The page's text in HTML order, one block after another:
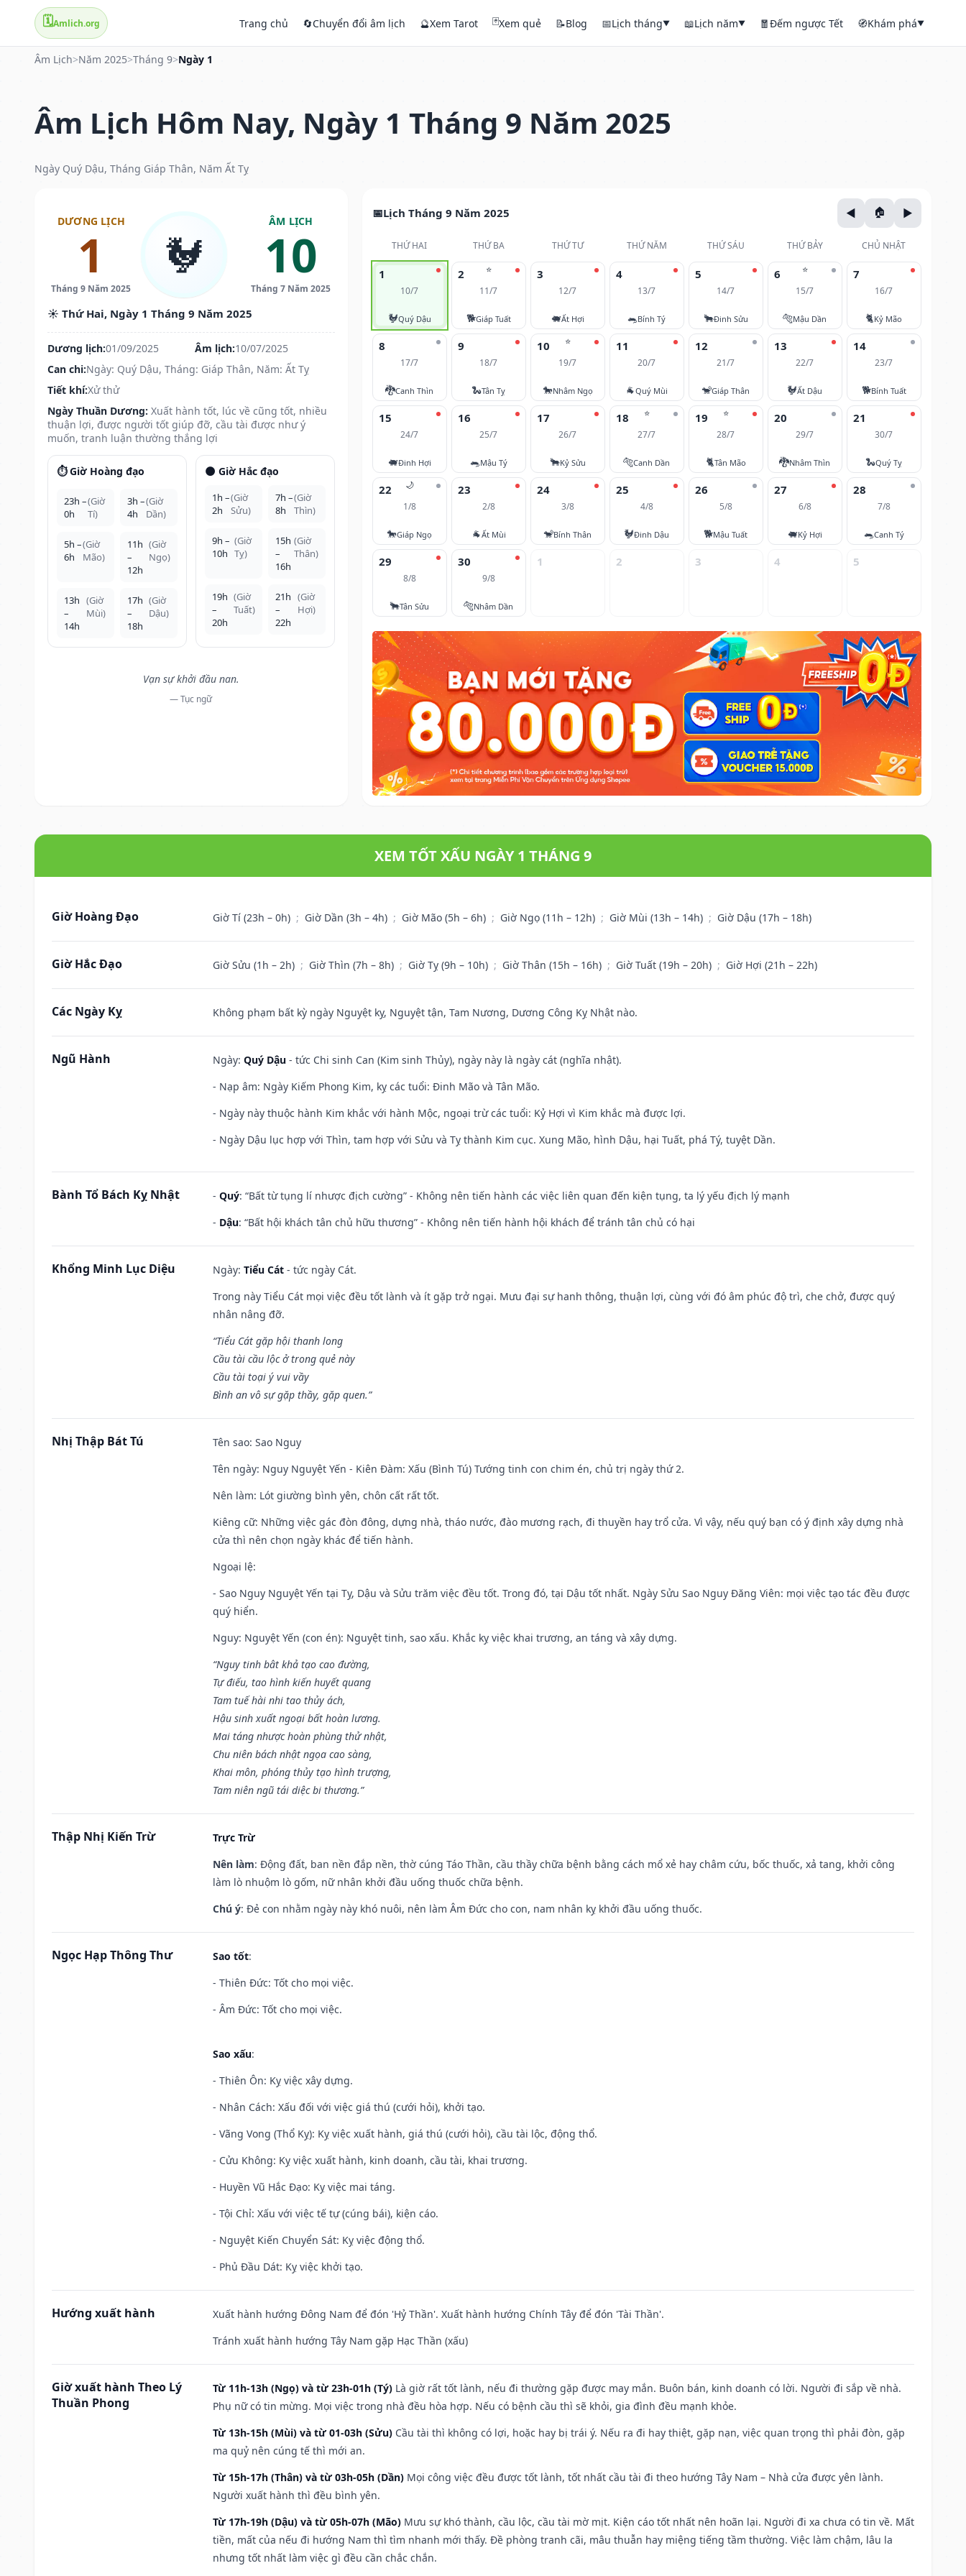
🗓️Amlich.org Trang chủ 🔄Chuyển đổi âm lịch 🔮Xem Tarot 🃏Xem quẻ 📝Blog 📅Lịch tháng▼ 📖Lịch năm▼ 🧧Đếm ngược Tết 🧭Khám phá▼
Âm Lịch>Năm 2025>Tháng 9>Ngày 1
Âm Lịch Hôm Nay, Ngày 1 Tháng 9 Năm 2025
Ngày Quý Dậu, Tháng Giáp Thân, Năm Ất Tỵ
DƯƠNG LỊCH
1
Tháng 9 Năm 2025
🐓
ÂM LỊCH
10
Tháng 7 Năm 2025
☀️ Thứ Hai, Ngày 1 Tháng 9 Năm 2025
Dương lịch:01/09/2025 Âm lịch:10/07/2025
Can chi:Ngày: Quý Dậu, Tháng: Giáp Thân, Năm: Ất Tỵ
Tiết khí:Xử thử
Ngày Thuần Dương: Xuất hành tốt, lúc về cũng tốt, nhiều
thuận lợi, được người tốt giúp đỡ, cầu tài được như ý
muốn, tranh luận thường thắng lợi
⏱️ Giờ Hoàng đạo
23h –
0h
(Giờ
Tí)
3h –
4h
(Giờ
Dần)
5h –
6h
(Giờ
Mão)
11h
–
12h
(Giờ
Ngọ)
13h
–
14h
(Giờ
Mùi)
17h
–
18h
(Giờ
Dậu)
🌑 Giờ Hắc đạo
1h –
2h
(Giờ
Sửu)
7h –
8h
(Giờ
Thìn)
9h –
10h
(Giờ
Tỵ)
15h
–
16h
(Giờ
Thân)
19h
–
20h
(Giờ
Tuất)
21h
–
22h
(Giờ
Hợi)
Vạn sự khởi đầu nan.
— Tục ngữ
Lịch Tháng 9 Năm 2025
THỨ HAI THỨ BA THỨ TƯ THỨ NĂM THỨ SÁU THỨ BẢY CHỦ NHẬT
1
10/7
🐓Quý Dậu
⭐
2
11/7
🐕Giáp Tuất
3
12/7
🐖Ất Hợi
4
13/7
🐀Bính Tý
5
14/7
🐂Đinh Sửu
⭐
6
15/7
🐅Mậu Dần
7
16/7
🐈Kỷ Mão
8
17/7
🐉Canh Thìn
9
18/7
🐍Tân Tỵ
⭐
10
19/7
🐎Nhâm Ngọ
11
20/7
🐐Quý Mùi
12
21/7
🐒Giáp Thân
13
22/7
🐓Ất Dậu
14
23/7
🐕Bính Tuất
15
24/7
🐖Đinh Hợi
16
25/7
🐀Mậu Tý
17
26/7
🐂Kỷ Sửu
⭐
18
27/7
🐅Canh Dần
⭐
19
28/7
🐈Tân Mão
20
29/7
🐉Nhâm Thìn
21
30/7
🐍Quý Tỵ
🌙
22
1/8
🐎Giáp Ngọ
23
2/8
🐐Ất Mùi
24
3/8
🐒Bính Thân
25
4/8
🐓Đinh Dậu
26
5/8
🐕Mậu Tuất
27
6/8
🐖Kỷ Hợi
28
7/8
🐀Canh Tý
29
8/8
🐂Tân Sửu
30
9/8
🐅Nhâm Dần
1 2 3 4 5
XEM TỐT XẤU NGÀY 1 THÁNG 9
Giờ Hoàng Đạo Giờ Tí (23h – 0h) ; Giờ Dần (3h – 4h) ; Giờ Mão (5h – 6h) ; Giờ Ngọ (11h – 12h) ; Giờ Mùi (13h – 14h) ; Giờ Dậu (17h – 18h)
Giờ Hắc Đạo Giờ Sửu (1h – 2h) ; Giờ Thìn (7h – 8h) ; Giờ Tỵ (9h – 10h) ; Giờ Thân (15h – 16h) ; Giờ Tuất (19h – 20h) ; Giờ Hợi (21h – 22h)
Các Ngày Kỵ Không phạm bất kỳ ngày Nguyệt kỵ, Nguyệt tận, Tam Nương, Dương Công Kỵ Nhật nào.
Ngũ Hành Ngày: Quý Dậu - tức Chi sinh Can (Kim sinh Thủy), ngày này là ngày cát (nghĩa nhật).
- Nạp âm: Ngày Kiếm Phong Kim, kỵ các tuổi: Đinh Mão và Tân Mão.
- Ngày này thuộc hành Kim khắc với hành Mộc, ngoại trừ các tuổi: Kỷ Hợi vì Kim khắc mà được lợi.
- Ngày Dậu lục hợp với Thìn, tam hợp với Sửu và Tỵ thành Kim cục. Xung Mão, hình Dậu, hại Tuất, phá Tý, tuyệt Dần.
Bành Tổ Bách Kỵ Nhật - Quý: “Bất từ tụng lí nhược địch cường” - Không nên tiến hành các việc liên quan đến kiện tụng, ta lý yếu địch lý mạnh
- Dậu: “Bất hội khách tân chủ hữu thương” - Không nên tiến hành hội khách để tránh tân chủ có hại
Khổng Minh Lục Diệu Ngày: Tiểu Cát - tức ngày Cát.
Trong này Tiểu Cát mọi việc đều tốt lành và ít gặp trở ngại. Mưu đại sự hanh thông, thuận lợi, cùng với đó âm phúc độ trì, che chở, được quý
nhân nâng đỡ.
“Tiểu Cát gặp hội thanh long
Cầu tài cầu lộc ở trong quẻ này
Cầu tài toại ý vui vầy
Bình an vô sự gặp thầy, gặp quen.”
Nhị Thập Bát Tú Tên sao: Sao Nguy
Tên ngày: Nguy Nguyệt Yến - Kiên Đàm: Xấu (Bình Tú) Tướng tinh con chim én, chủ trị ngày thứ 2.
Nên làm: Lót giường bình yên, chôn cất rất tốt.
Kiêng cữ: Những việc gác đòn đông, dựng nhà, tháo nước, đào mương rạch, đi thuyền hay trổ cửa. Vì vậy, nếu quý bạn có ý định xây dựng nhà
cửa thì nên chọn ngày khác để tiến hành.
Ngoại lệ:
- Sao Nguy Nguyệt Yến tại Tỵ, Dậu và Sửu trăm việc đều tốt. Trong đó, tại Dậu tốt nhất. Ngày Sửu Sao Nguy Đăng Viên: mọi việc tạo tác đều được
quý hiển.
Nguy: Nguyệt Yến (con én): Nguyệt tinh, sao xấu. Khắc kỵ việc khai trương, an táng và xây dựng.
“Nguy tinh bât khả tạo cao đường,
Tự điếu, tao hình kiến huyết quang
Tam tuế hài nhi tao thủy ách,
Hậu sinh xuất ngoại bất hoàn lương.
Mai táng nhược hoàn phùng thử nhật,
Chu niên bách nhật ngọa cao sàng,
Khai môn, phóng thủy tạo hình trượng,
Tam niên ngũ tái diệc bi thương.”
Thập Nhị Kiến Trừ
Trực Trừ
Nên làm: Động đất, ban nền đắp nền, thờ cúng Táo Thần, cầu thầy chữa bệnh bằng cách mổ xẻ hay châm cứu, bốc thuốc, xả tang, khởi công
làm lò nhuộm lò gốm, nữ nhân khởi đầu uống thuốc chữa bệnh.
Chú ý: Đẻ con nhằm ngày này khó nuôi, nên làm Âm Đức cho con, nam nhân kỵ khởi đầu uống thuốc.
Ngọc Hạp Thông Thư Sao tốt:
- Thiên Đức: Tốt cho mọi việc.
- Âm Đức: Tốt cho mọi việc.
Sao xấu:
- Thiên Ôn: Kỵ việc xây dựng.
- Nhân Cách: Xấu đối với việc giá thú (cưới hỏi), khởi tạo.
- Vãng Vong (Thổ Kỵ): Kỵ việc xuất hành, giá thú (cưới hỏi), cầu tài lộc, động thổ.
- Cửu Không: Kỵ việc xuất hành, kinh doanh, cầu tài, khai trương.
- Huyền Vũ Hắc Đạo: Kỵ việc mai táng.
- Tội Chỉ: Xấu với việc tế tự (cúng bái), kiện cáo.
- Nguyệt Kiến Chuyển Sát: Kỵ việc động thổ.
- Phủ Đầu Dát: Kỵ việc khởi tạo.
Hướng xuất hành
Xuất hành hướng Đông Nam để đón 'Hỷ Thần'. Xuất hành hướng Chính Tây để đón 'Tài Thần'.
Tránh xuất hành hướng Tây Nam gặp Hạc Thần (xấu)
Giờ xuất hành Theo Lý
Thuần Phong
Từ 11h-13h (Ngọ) và từ 23h-01h (Tý) Là giờ rất tốt lành, nếu đi thường gặp được may mắn. Buôn bán, kinh doanh có lời. Người đi sắp về nhà.
Phụ nữ có tin mừng. Mọi việc trong nhà đều hòa hợp. Nếu có bệnh cầu thì sẽ khỏi, gia đình đều mạnh khỏe.
Từ 13h-15h (Mùi) và từ 01-03h (Sửu) Cầu tài thì không có lợi, hoặc hay bị trái ý. Nếu ra đi hay thiệt, gặp nạn, việc quan trọng thì phải đòn, gặp
ma quỷ nên cúng tế thì mới an.
Từ 15h-17h (Thân) và từ 03h-05h (Dần) Mọi công việc đều được tốt lành, tốt nhất cầu tài đi theo hướng Tây Nam – Nhà cửa được yên lành.
Người xuất hành thì đều bình yên.
Từ 17h-19h (Dậu) và từ 05h-07h (Mão) Mưu sự khó thành, cầu lộc, cầu tài mờ mịt. Kiện cáo tốt nhất nên hoãn lại. Người đi xa chưa có tin về. Mất
tiền, mất của nếu đi hướng Nam thì tìm nhanh mới thấy. Đề phòng tranh cãi, mâu thuẫn hay miệng tiếng tầm thường. Việc làm chậm, lâu la
nhưng tốt nhất làm việc gì đều cần chắc chắn.